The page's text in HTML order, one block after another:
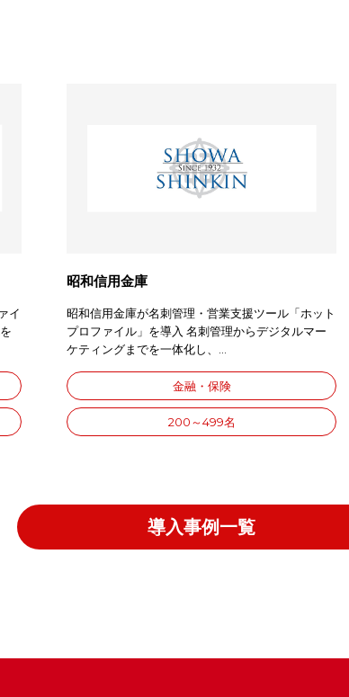
イ
昭和信用金庫
昭和信用金庫が名刺管理・営業支援ツール「ホット
プロファイル」を導入 名刺管理からデジタルマー
ケティングまでを一体化し、...
金融・保険
200～499名
導入事例一覧